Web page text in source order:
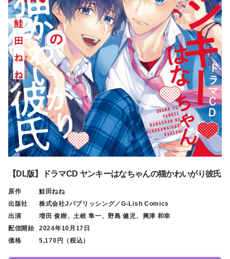
【DL版】ドラマCD ヤンキーはなちゃんの猫かわいがり彼氏
原作
鮭田ねね
出版社
株式会社Jパブリッシング／G-Lish Comics
出演
増田 俊樹、土岐 隼一、野島 健児、興津 和幸
配信開始
2024年10月17日
価格
5,170円（税込）